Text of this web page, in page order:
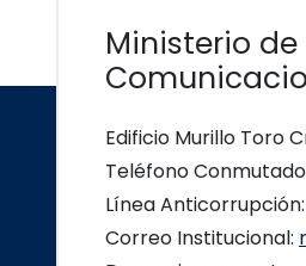
Ministerio
Edificio Murillo Toro
Teléfono
Línea Anticorrupción:
Correo Institucional: